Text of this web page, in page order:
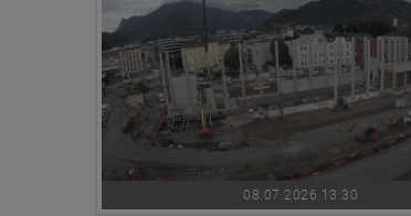
08.07.2026 13:30